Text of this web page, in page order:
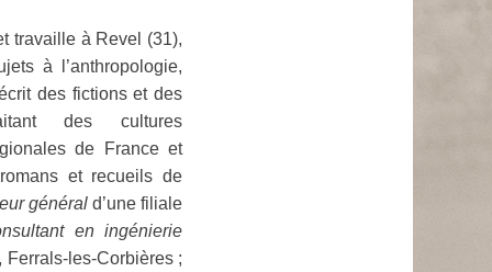
travaille à Revel (31),
à l’anthropologie,
des fictions et des
des cultures
de France et
et recueils de
générald’une filiale
en ingénierie
les-Corbières ;